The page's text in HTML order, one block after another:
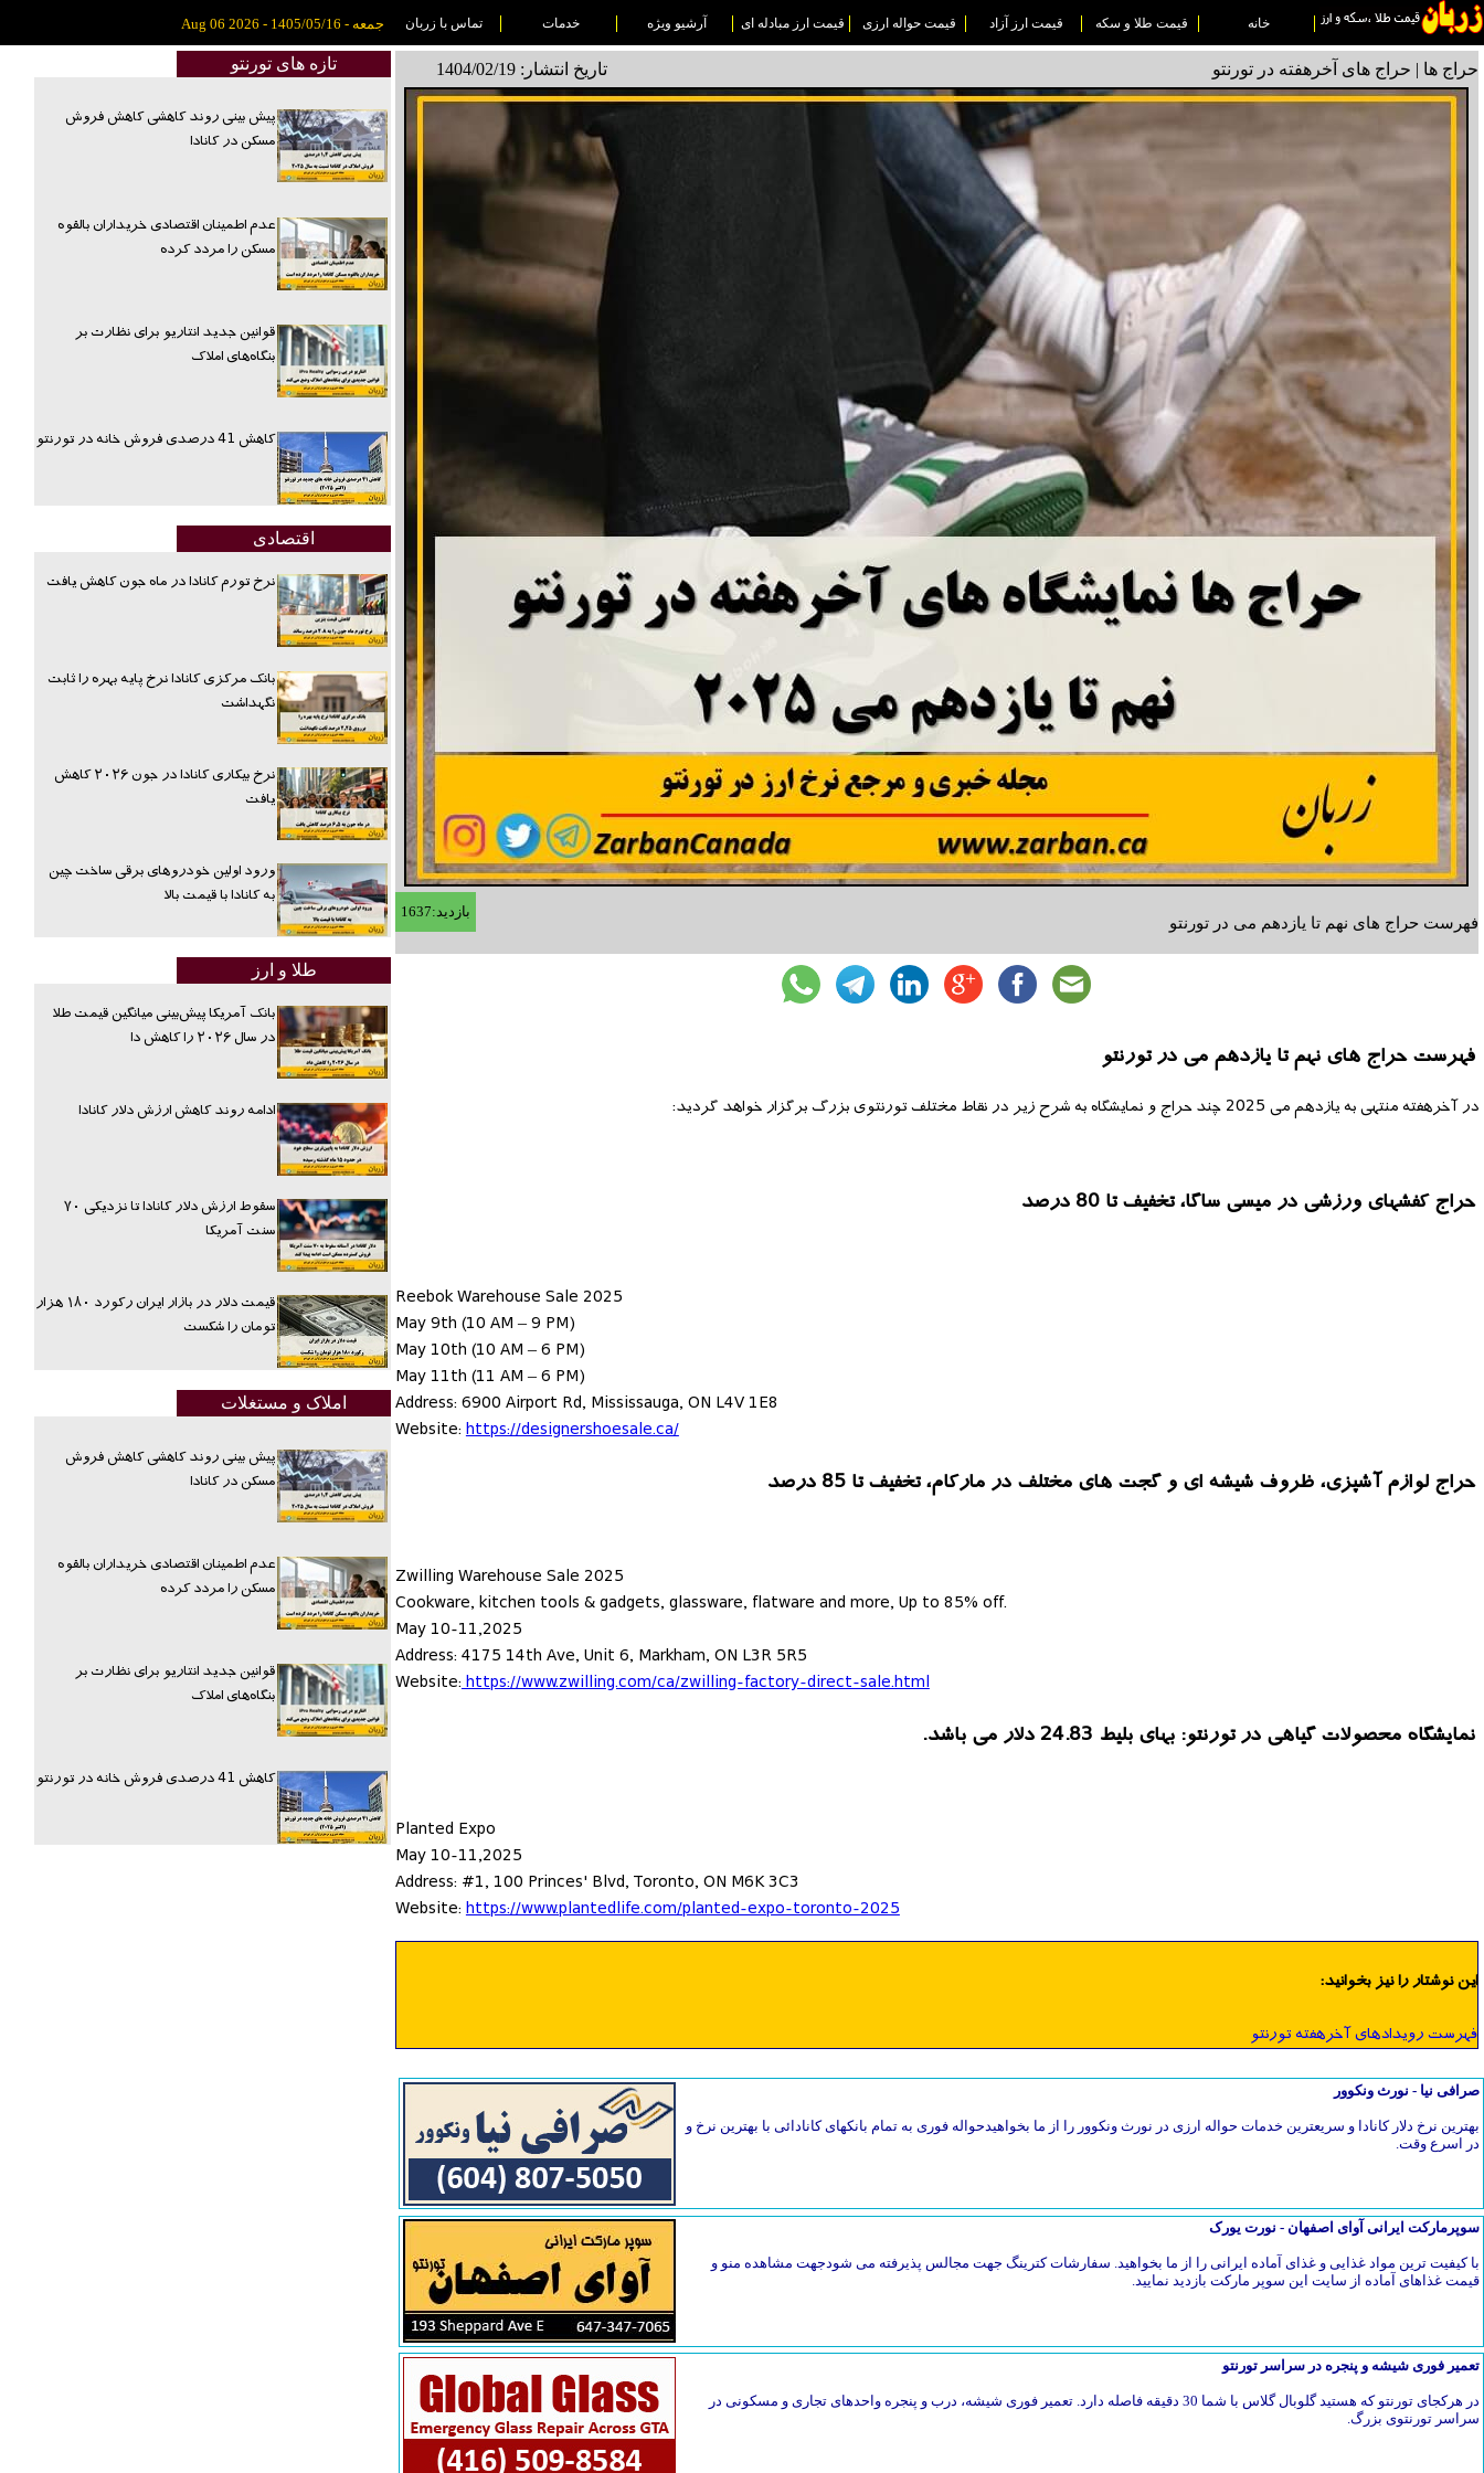
خانه قیمت طلا و سکه قیمت ارز آزاد قیمت حواله ارزی قیمت ارز مبادله ای آرشیو ویژه خدمات تماس با زربان جمعه - 1405/05/16 - Aug 06 2026
حراج ها | حراج های آخرهفته در تورنتو تاریخ انتشار: 1404/02/19
فهرست حراج های نهم تا یازدهم می در تورنتو
بازدید:1637
فهرست حراج های نهم تا یازدهم می در تورنتو
در آخرهفته منتهی به یازدهم می 2025 چند حراج و نمایشگاه به شرح زیر در نقاط مختلف تورنتوی بزرگ برگزار خواهد گردید:
حراج کفشهای ورزشی در میسی ساگا، تخفیف تا 80 درصد
Reebok Warehouse Sale 2025
May 9th (10 AM – 9 PM)
May 10th (10 AM – 6 PM)
May 11th (11 AM – 6 PM)
Address: 6900 Airport Rd, Mississauga, ON L4V 1E8
Website:https://designershoesale.ca/
حراج لوازم آشپزی، ظروف شیشه ای و گجت های مختلف در مارکام، تخفیف تا 85 درصد
Zwilling Warehouse Sale 2025
Cookware, kitchen tools & gadgets, glassware, flatware and more, Up to 85% off.
May 10-11,2025
Address: 4175 14th Ave, Unit 6, Markham, ON L3R 5R5
Website:https://www.zwilling.com/ca/zwilling-factory-direct-sale.html
نمایشگاه محصولات گیاهی در تورنتو: بهای بلیط 24.83 دلار می باشد.
Planted Expo
May 10-11,2025
Address: #1, 100 Princes' Blvd, Toronto, ON M6K 3C3
Website:https://www.plantedlife.com/planted-expo-toronto-2025
این نوشتار را نیز بخوانید:
فهرست رویدادهای آخرهفته تورنتو
صرافی نیا - نورث ونکوور
بهترین نرخ دلار کانادا و سریعترین خدمات حواله ارزی در نورث ونکوور را از ما بخواهیدحواله فوری به تمام بانکهای کانادائی با بهترین نرخ و
در اسرع وقت.
سوپرمارکت ایرانی آوای اصفهان - نورت یورک
با کیفیت ترین مواد غذایی و غذای آماده ایرانی را از ما بخواهید. سفارشات کترینگ جهت مجالس پذیرفته می شودجهت مشاهده منو و
قیمت غذاهای آماده از سایت این سوپر مارکت بازدید نمایید.
تعمیر فوری شیشه و پنجره در سراسر تورنتو
در هرکجای تورنتو که هستید گلوبال گلاس با شما 30 دقیقه فاصله دارد. تعمیر فوری شیشه، درب و پنجره واحدهای تجاری و مسکونی در
سراسر تورنتوی بزرگ.
تازه های تورنتو
پیش بینی روند کاهشی کاهش فروش
مسکن در کانادا
عدم اطمینان اقتصادی خریداران بالقوه
مسکن را مردد کرده
قوانین جدید انتاریو برای نظارت بر
بنگاه‌های املاک
کاهش 41 درصدی فروش خانه در تورنتو
اقتصادی
نرخ تورم کانادا در ماه جون کاهش یافت
بانک مرکزی کانادا نرخ پایه بهره را ثابت
نگهداشت
نرخ بیکاری کانادا در جون ۲۰۲۶ کاهش
یافت
ورود اولین خودروهای برقی ساخت چین
به کانادا با قیمت بالا
طلا و ارز
بانک آمریکا پیش‌بینی میانگین قیمت طلا
در سال ۲۰۲۶ را کاهش دا
ادامه روند کاهش ارزش دلار کانادا
سقوط ارزش دلار کانادا تا نزدیکی ۷۰
سنت آمریکا
قیمت دلار در بازار ایران رکورد ۱۸۰ هزار
تومان را شکست
املاک و مستغلات
پیش بینی روند کاهشی کاهش فروش
مسکن در کانادا
عدم اطمینان اقتصادی خریداران بالقوه
مسکن را مردد کرده
قوانین جدید انتاریو برای نظارت بر
بنگاه‌های املاک
کاهش 41 درصدی فروش خانه در تورنتو